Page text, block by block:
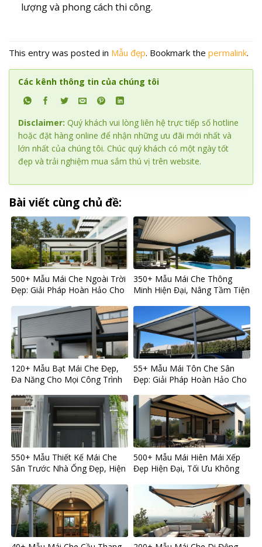
lượng và phong cách thi công.
This entry was posted in Mẫu đẹp. Bookmark the permalink.
Các kênh thông tin của chúng tôi
Disclaimer: Quý khách vui lòng liên hệ trực tiếp số hotline
hoặc đặt hàng online để nhận những ưu đãi mới nhất và
lớn nhất của chúng tôi. Chúc quý khách có một ngày tốt
đẹp và trải nghiệm mua sắm thú vị trên website.
Bài viết cùng chủ đề:
500+ Mẫu Mái Che Ngoài Trời
Đẹp: Giải Pháp Hoàn Hảo Cho
350+ Mẫu Mái Che Thông
Minh Hiện Đại, Nâng Tầm Tiện
120+ Mẫu Bạt Mái Che Đẹp,
Đa Năng Cho Mọi Công Trình
55+ Mẫu Mái Tôn Che Sân
Đẹp: Giải Pháp Hoàn Hảo Cho
550+ Mẫu Thiết Kế Mái Che
Sân Trước Nhà Ống Đẹp, Hiện
500+ Mẫu Mái Hiên Mái Xếp
Đẹp Hiện Đại, Tối Ưu Không